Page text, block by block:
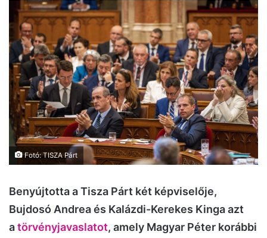
Fotó: TISZA Párt
Benyújtotta a Tisza Párt két képviselője,
Bujdosó Andrea és Kalázdi-Kerekes Kinga azt
atörvényjavaslatot, amely Magyar Péter korábbi